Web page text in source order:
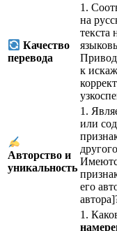
Качество
перевода
1.
на
текста
к
Авторство и
уникальность
1.
или
его
1.